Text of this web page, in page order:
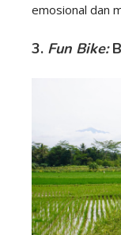
emosional dan
3. Fun Bike: